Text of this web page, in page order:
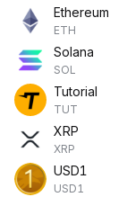
Ethereum
ETH
Solana
SOL
Tutorial
TUT
XRP
XRP
USD1
USD1